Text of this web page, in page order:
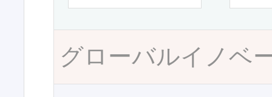
グローバルイノベ